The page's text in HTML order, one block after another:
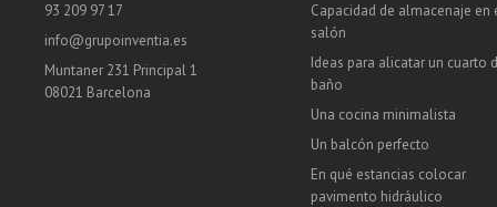
93 209 97 17
info@grupoinventia.es
Muntaner 231 Principal 1
08021 Barcelona
Capacidad de almacenaje en
salón
Ideas para alicatar un cuarto
baño
Una cocina minimalista
Un balcón perfecto
En qué estancias colocar
pavimento hidráulico